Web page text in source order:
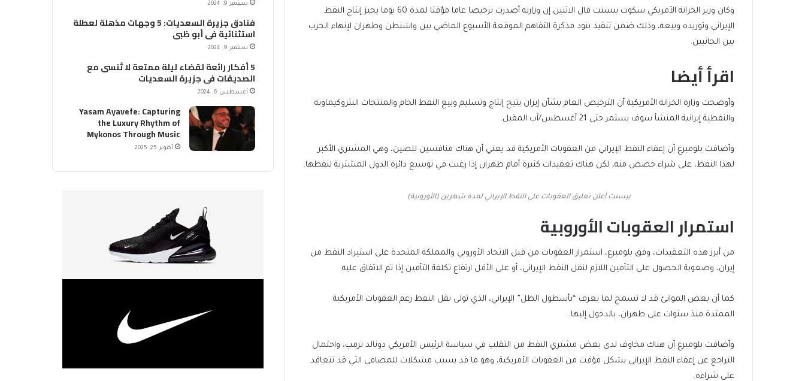
وكان وزير الخزانة الأمريكي سكوت بيسنت قال الاثنين إن وزارته أصدرت ترخيصا عاما مؤقتا لمدة 60 يوما يجيز إنتاج النفط
الإيراني وتوريده وبيعه، وذلك ضمن تنفيذ بنود مذكرة التفاهم الموقعة الأسبوع الماضي بين واشنطن وطهران لإنهاء الحرب
بين الجانبين.
اقرأ أيضا
list
of
items
end
of
وأوضحت ⁠وزارة ⁠الخزانة الأمريكية أن الترخيص العام بشأن إيران ⁠يتيح إنتاج وتسليم وبيع النفط الخام والمنتجات ⁠البتروكيماوية
والنفطية إيرانية المنشأ سوف يستمر حتى 21 أغسطس/آب المقبل.
وأضافت بلومبرغ أن إعفاء النفط الإيراني من العقوبات الأمريكية قد يعني أن هناك منافسين للصين، وهي المشتري الأكبر
لهذا النفط، على شراء حصص منه، لكن هناك تعقيدات كثيرة أمام طهران إذا رغبت في توسيع دائرة الدول المشترية لنفطها.
بيسنت أعلن تعليق العقوبات على النفط الإيراني لمدة شهرين (الأوروبية)
استمرار العقوبات الأوروبية
من أبرز هذه التعقيدات، وفق بلومبرغ، استمرار العقوبات من قبل الاتحاد الأوروبي والمملكة المتحدة على استيراد النفط من
إيران، وصعوبة الحصول على التأمين اللازم لنقل النفط الإيراني، أو على الأقل ارتفاع تكلفة التأمين إذا تم الاتفاق عليه.
كما أن بعض الموانئ قد لا تسمح لما يعرف “بأسطول الظل” الإيراني، الذي تولى نقل النفط رغم العقوبات الأمريكية
الممتدة منذ سنوات على طهران، بالدخول إليها.
وأضافت بلومبرغ أن هناك مخاوف لدى بعض مشتري النفط من التقلب في سياسة الرئيس الأمريكي دونالد ترمب، واحتمال
التراجع عن إعفاء النفط الإيراني بشكل مؤقت من العقوبات الأمريكية، وهو ما قد يسبب مشكلات للمصافي التي قد تتعاقد
على شراءه.
سبتمبر 9, 2024
فنادق جزيرة السعديات: 5 وجهات مذهلة لعطلة
استثنائية في أبو ظبي
سبتمبر 9, 2024
5 أفكار رائعة لقضاء ليلة ممتعة لا تُنسى مع
الصديقات في جزيرة السعديات
أغسطس 6, 2024
Yasam Ayavefe: Capturing
the Luxury Rhythm of
Mykonos Through Music
أكتوبر 25, 2025